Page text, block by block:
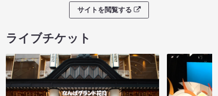
サイトを閲覧する
ライブチケット